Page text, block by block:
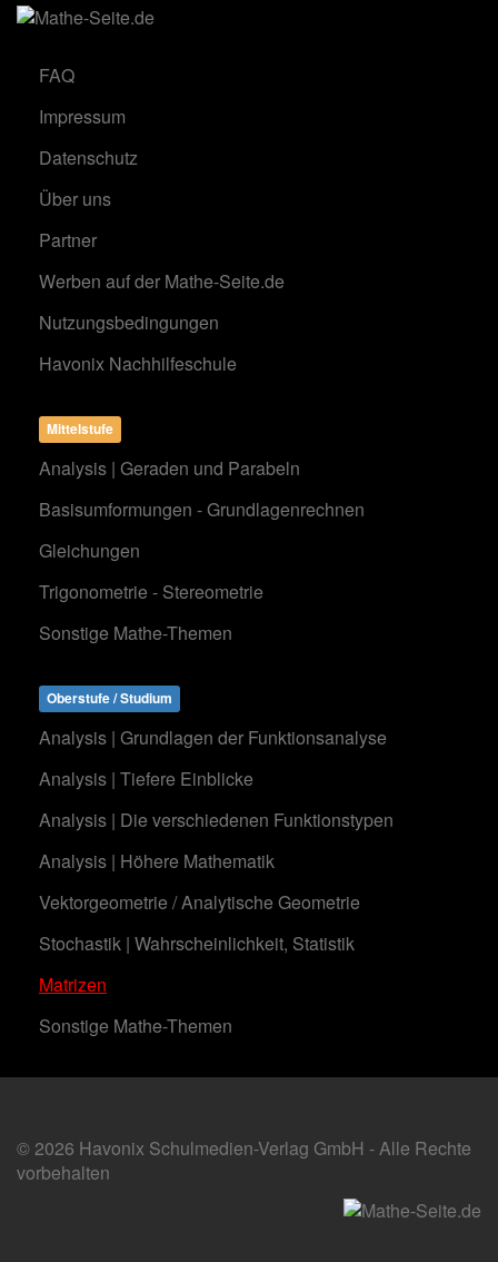
FAQ
Impressum
Datenschutz
Über uns
Partner
Werben auf der Mathe-Seite.de
Nutzungsbedingungen
Havonix Nachhilfeschule
Mittelstufe
Analysis | Geraden und Parabeln
Basisumformungen - Grundlagenrechnen
Gleichungen
Trigonometrie - Stereometrie
Sonstige Mathe-Themen
Oberstufe / Studium
Analysis | Grundlagen der Funktionsanalyse
Analysis | Tiefere Einblicke
Analysis | Die verschiedenen Funktionstypen
Analysis | Höhere Mathematik
Vektorgeometrie / Analytische Geometrie
Stochastik | Wahrscheinlichkeit, Statistik
Matrizen
Sonstige Mathe-Themen
© 2026 Havonix Schulmedien-Verlag GmbH - Alle Rechte
vorbehalten